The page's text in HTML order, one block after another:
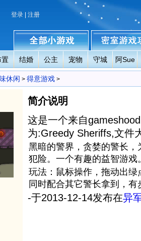
登录 注册
全部小游戏 密室小游戏攻略
置 结婚 公主 宠物 守城 阿Sue
休闲 > 得意游戏 >
简介说明
这是一个来自
为:Greedy Sheriffs,文件
黑暗的警界，贪婪的警长
犯险。一个有趣的益智游戏
玩法：鼠标操作，拖动出
同时配合其它警长拿到，有
-于2013-12-14发布在异